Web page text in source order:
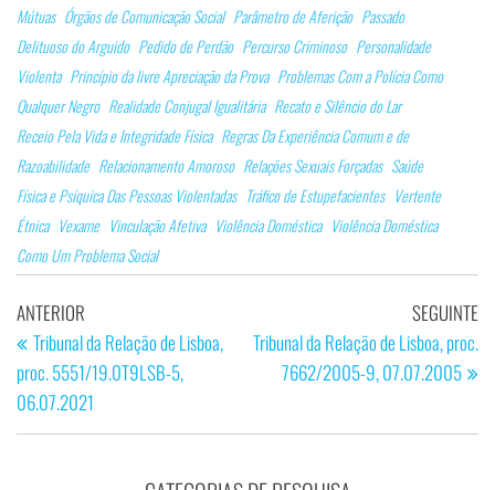
Mútuas Órgãos de Comunicação Social Parâmetro de Aferição Passado
Delituoso do Arguido Pedido de Perdão Percurso Criminoso Personalidade
Violenta Princípio da livre Apreciação da Prova Problemas Com a Polícia Como
Qualquer Negro Realidade Conjugal Igualitária Recato e Silêncio do Lar
Receio Pela Vida e Integridade Física Regras Da Experiência Comum e de
Razoabilidade Relacionamento Amoroso Relações Sexuais Forçadas Saúde
Física e Psíquica Das Pessoas Violentadas Tráfico de Estupefacientes Vertente
Étnica Vexame Vinculação Afetiva Violência Doméstica Violência Doméstica
Como Um Problema Social
Navegação
de
artigos
Artigo
anterior
ANTERIOR
Tribunal da Relação de Lisboa,
proc. 5551/19.0T9LSB-5,
06.07.2021
SEGUINTE
Tribunal da Relação de Lisboa, proc.
7662/2005-9, 07.07.2005